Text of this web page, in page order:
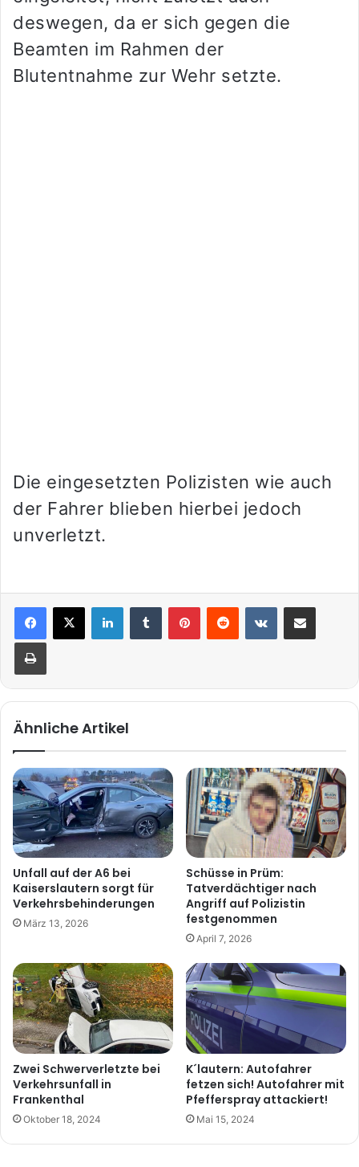
deswegen, da er sich gegen die
Beamten im Rahmen der
Blutentnahme zur Wehr setzte.
Die eingesetzten Polizisten wie auch
der Fahrer blieben hierbei jedoch
unverletzt.
LinkedInTumblr PinterestReddit VKontakteTeile per E-Mail
Drucken
Ähnliche Artikel
Unfall auf der A6 bei
Kaiserslautern sorgt für
Verkehrsbehinderungen
März 13, 2026
Schüsse in Prüm:
Tatverdächtiger nach
Angriff auf Polizistin
festgenommen
April 7, 2026
Zwei Schwerverletzte bei
Verkehrsunfall in
Frankenthal
Oktober 18, 2024
K´lautern: Autofahrer
fetzen sich! Autofahrer mit
Pfefferspray attackiert!
Mai 15, 2024